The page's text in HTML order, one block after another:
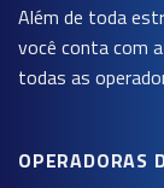
Além de toda
você conta com
todas as
OPERADORAS